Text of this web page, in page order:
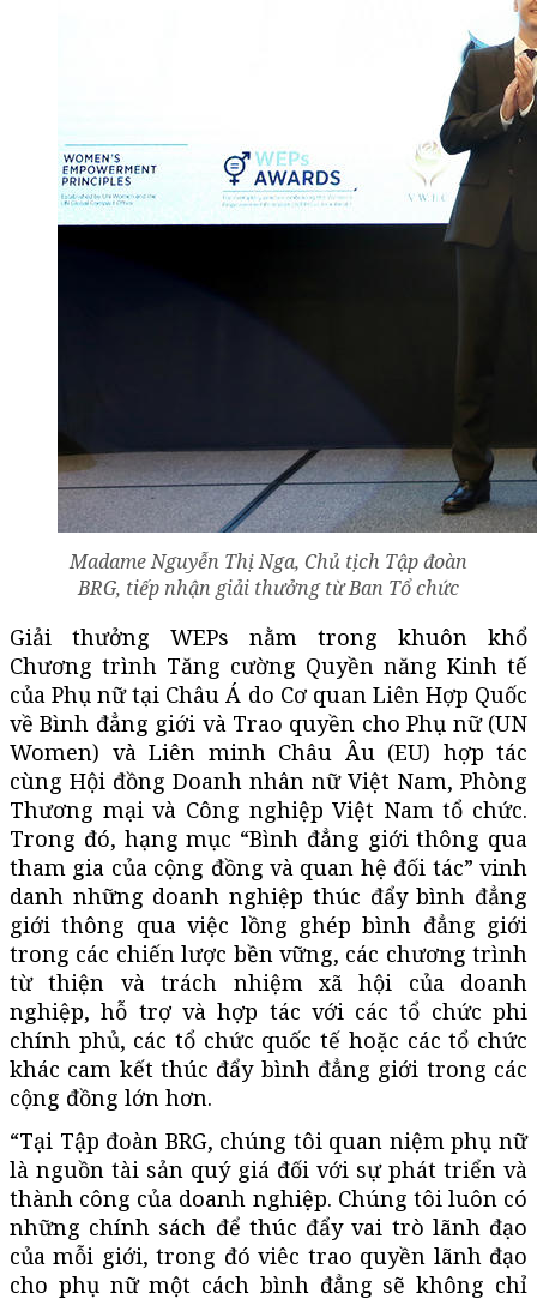
Madame Nguyễn Thị Nga, Chủ tịch Tập đoàn
BRG, tiếp nhận giải thưởng từ Ban Tổ chức
Giải thưởng WEPs nằm trong khuôn khổ
Chương trình Tăng cường Quyền năng Kinh tế
của Phụ nữ tại Châu Á do Cơ quan Liên Hợp Quốc
về Bình đẳng giới và Trao quyền cho Phụ nữ (UN
Women) và Liên minh Châu Âu (EU) hợp tác
cùng Hội đồng Doanh nhân nữ Việt Nam, Phòng
Thương mại và Công nghiệp Việt Nam tổ chức.
Trong đó, hạng mục “Bình đẳng giới thông qua
tham gia của cộng đồng và quan hệ đối tác” vinh
danh những doanh nghiệp thúc đẩy bình đẳng
giới thông qua việc lồng ghép bình đẳng giới
trong các chiến lược bền vững, các chương trình
từ thiện và trách nhiệm xã hội của doanh
nghiệp, hỗ trợ và hợp tác với các tổ chức phi
chính phủ, các tổ chức quốc tế hoặc các tổ chức
khác cam kết thúc đẩy bình đẳng giới trong các
cộng đồng lớn hơn.
“Tại Tập đoàn BRG, chúng tôi quan niệm phụ nữ
là nguồn tài sản quý giá đối với sự phát triển và
thành công của doanh nghiệp. Chúng tôi luôn có
những chính sách để thúc đẩy vai trò lãnh đạo
của mỗi giới, trong đó viêc trao quyền lãnh đạo
cho phụ nữ một cách bình đẳng sẽ không chỉ